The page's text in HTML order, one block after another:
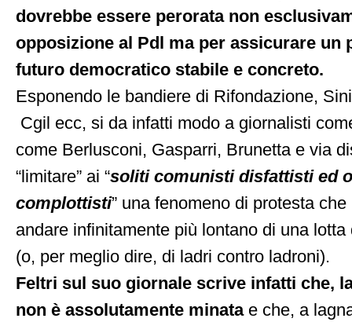
dovrebbe essere perorata non
opposizione al Pdl ma per assicurare un
futuro democratico stabile e concreto.
Esponendo le bandiere di Rifondazione,
Cgil ecc, si da infatti modo a giornalisti
come Berlusconi, Gasparri, Brunetta e via
“limitare” ai “soliti comunisti disfattisti ed
complottisti” una fenomeno di protesta
andare infinitamente più lontano di una
(o, per meglio dire, di ladri contro ladroni).
Feltri sul suo giornale scrive infatti che,
non è assolutamente minata e che, a